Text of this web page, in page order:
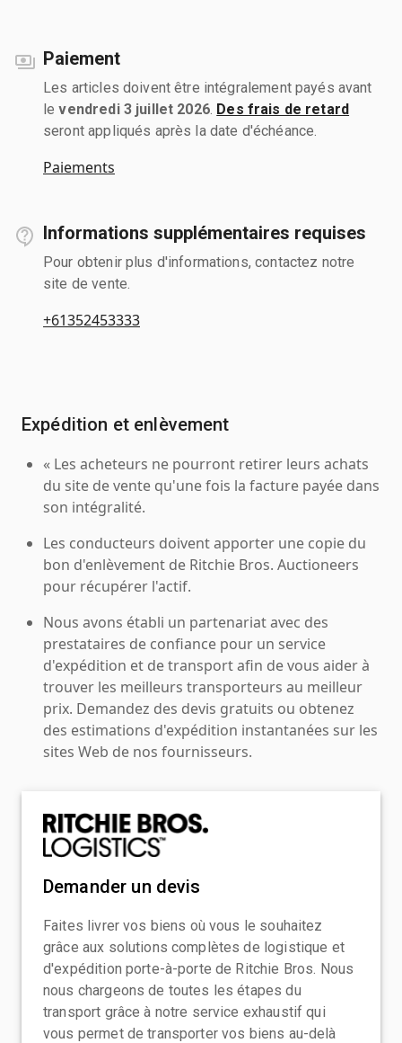
Paiement
Les articles doivent être intégralement payés avant
levendredi 3 juillet 2026. Des frais de retard
seront appliqués après la date d'échéance.
Paiements
Informations supplémentaires requises
Pour obtenir plus d'informations, contactez notre
site de vente.
+61352453333
Expédition et enlèvement
« Les acheteurs ne pourront retirer leurs achats
du site de vente qu'une fois la facture payée dans
son intégralité.
Les conducteurs doivent apporter une copie du
bon d'enlèvement de Ritchie Bros. Auctioneers
pour récupérer l'actif.
Nous avons établi un partenariat avec des
prestataires de confiance pour un service
d'expédition et de transport afin de vous aider à
trouver les meilleurs transporteurs au meilleur
prix. Demandez des devis gratuits ou obtenez
des estimations d'expédition instantanées sur les
sites Web de nos fournisseurs.
Demander un devis
Faites livrer vos biens où vous le souhaitez
grâce aux solutions complètes de logistique et
d'expédition porte-à-porte de Ritchie Bros. Nous
nous chargeons de toutes les étapes du
transport grâce à notre service exhaustif qui
vous permet de transporter vos biens au-delà